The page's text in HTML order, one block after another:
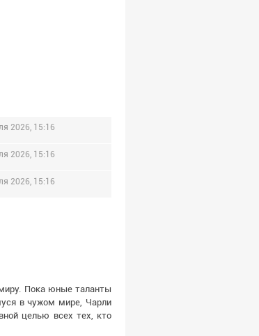
2026, 15:16
2026, 15:16
2026, 15:16
Пока юные таланты
в чужом мире, Чарли
целью всех тех, кто